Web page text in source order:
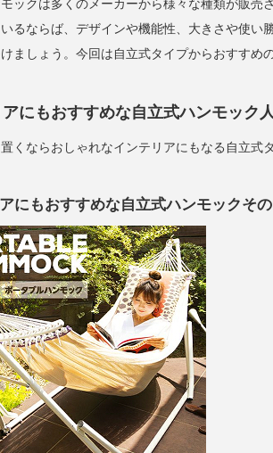
ックは多くのメーカーから様々な種類が販
るならば、デザインや機能性、大きさや使い
ましょう。今回は自立式タイプからおすすめ
にもおすすめな自立式ハンモック
くならおしゃれなインテリアにもなる自立式
にもおすすめな自立式ハンモックそ